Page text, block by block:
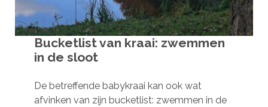
Bucketlist van kraai: zwemmen
in de sloot
De betreffende babykraai kan ook wat
afvinken van zijn bucketlist: zwemmen in de